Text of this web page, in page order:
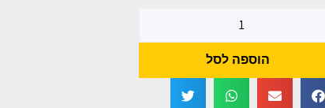
הוספה לסל